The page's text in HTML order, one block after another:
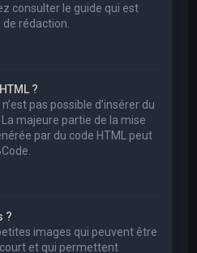
consulter le guide qui est
rédaction.
?
pas possible d’insérer du
majeure partie de la mise
par du code HTML peut
?
images qui peuvent être
et qui permettent